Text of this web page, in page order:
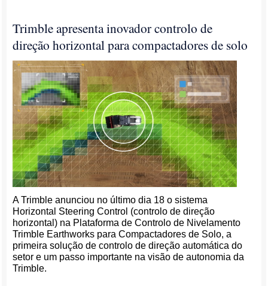
Trimble apresenta inovador controlo de
direção horizontal para compactadores de solo
A Trimble anunciou no último dia 18 o sistema
Horizontal Steering Control (controlo de direção
horizontal) na Plataforma de Controlo de Nivelamento
Trimble Earthworks para Compactadores de Solo, a
primeira solução de controlo de direção automática do
setor e um passo importante na visão de autonomia da
Trimble.